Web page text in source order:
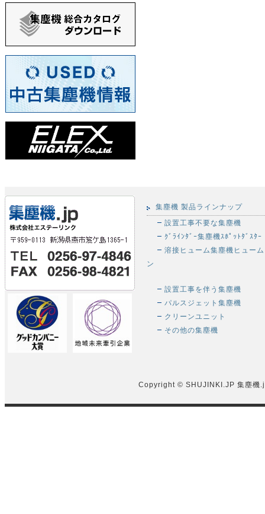
集塵機 製品ラインナップ
設置工事不要な集塵機
ｸﾞﾗｲﾝﾀﾞｰ集塵機ｽﾎﾟｯﾄﾀﾞｽﾀｰ
溶接ヒューム集塵機ヒュー
ン
設置工事を伴う集塵機
パルスジェット集塵機
クリーンユニット
その他の集塵機
Copyright © SHUJINKI.JP 集塵機